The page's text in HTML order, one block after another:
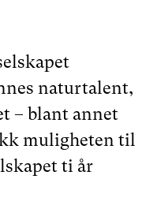
naturtalent,
– blant annet
muligheten til
ti år